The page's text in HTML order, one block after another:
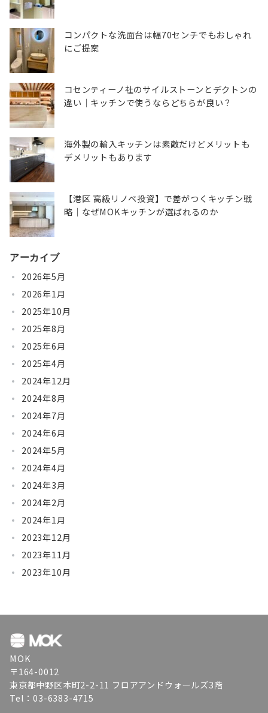
コンパクトな洗面台は幅70センチでもおしゃれ
にご提案
コセンティーノ社のサイルストーンとデクトンの
違い｜キッチンで使うならどちらが良い？
海外製の輸入キッチンは素敵だけどメリットも
デメリットもあります
【港区 高級リノベ投資】で差がつくキッチン戦
略｜なぜMOKキッチンが選ばれるのか
アーカイブ
2026年5月
2026年1月
2025年10月
2025年8月
2025年6月
2025年4月
2024年12月
2024年8月
2024年7月
2024年6月
2024年5月
2024年4月
2024年3月
2024年2月
2024年1月
2023年12月
2023年11月
2023年10月
MOK
〒164-0012
東京都中野区本町2-2-11 フロアアンドウォールズ3階
Tel：03-6383-4715